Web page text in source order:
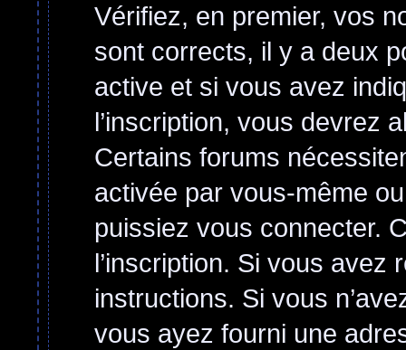
Vérifiez, en premier, vos
sont corrects, il y a deux
active et si vous avez
l’inscription, vous devrez
Certains forums
activée par vous-même
puissiez vous connecter.
l’inscription. Si vous avez
instructions. Si vous
vous ayez fourni une